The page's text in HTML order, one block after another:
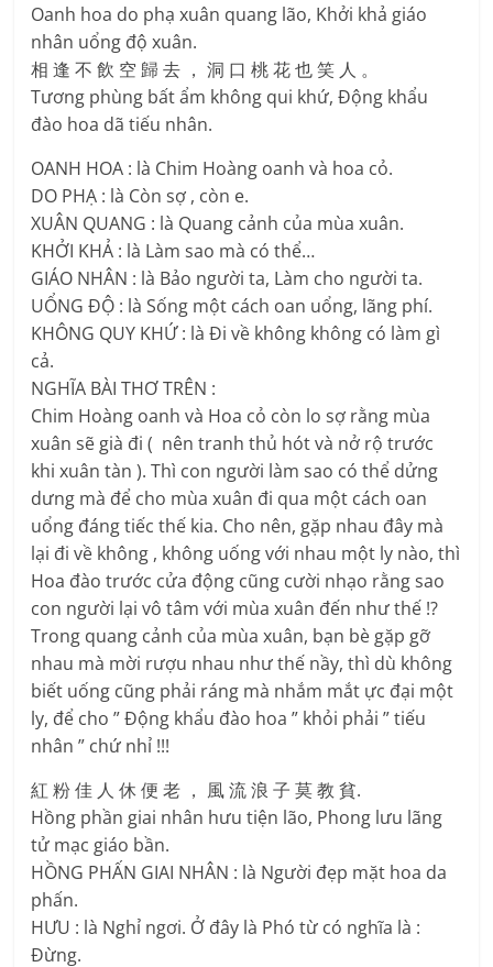
Oanh hoa do phạ xuân quang lão, Khởi khả giáo
nhân uổng độ xuân.
相 逢 不 飲 空 歸 去 ， 洞 口 桃 花 也 笑 人 。
Tương phùng bất ẩm không qui khứ, Động khẩu
đào hoa dã tiếu nhân.
OANH HOA : là Chim Hoàng oanh và hoa cỏ.
DO PHẠ : là Còn sợ , còn e.
XUÂN QUANG : là Quang cảnh của mùa xuân.
KHỞI KHẢ : là Làm sao mà có thể…
GIÁO NHÂN : là Bảo người ta, Làm cho người ta.
UỔNG ĐỘ : là Sống một cách oan uổng, lãng phí.
KHÔNG QUY KHỨ : là Đi về không không có làm gì
cả.
NGHĨA BÀI THƠ TRÊN :
Chim Hoàng oanh và Hoa cỏ còn lo sợ rằng mùa
xuân sẽ già đi ( nên tranh thủ hót và nở rộ trước
khi xuân tàn ). Thì con người làm sao có thể dửng
dưng mà để cho mùa xuân đi qua một cách oan
uổng đáng tiếc thế kia. Cho nên, gặp nhau đây mà
lại đi về không , không uống với nhau một ly nào, thì
Hoa đào trước cửa động cũng cười nhạo rằng sao
con người lại vô tâm với mùa xuân đến như thế !?
Trong quang cảnh của mùa xuân, bạn bè gặp gỡ
nhau mà mời rượu nhau như thế nầy, thì dù không
biết uống cũng phải ráng mà nhắm mắt ực đại một
ly, để cho ” Động khẩu đào hoa ” khỏi phải ” tiếu
nhân ” chứ nhỉ !!!
紅 粉 佳 人 休 便 老 ， 風 流 浪 子 莫 教 貧.
Hồng phần giai nhân hưu tiện lão, Phong lưu lãng
tử mạc giáo bần.
HỒNG PHẤN GIAI NHÂN : là Người đẹp mặt hoa da
phấn.
HƯU : là Nghỉ ngơi. Ở đây là Phó từ có nghĩa là :
Đừng.